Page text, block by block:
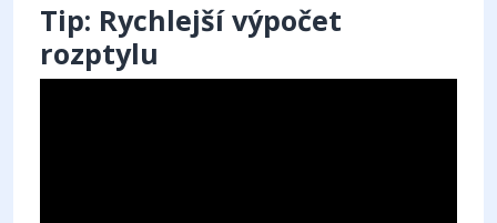
Tip: Rychlejší výpočet
rozptylu